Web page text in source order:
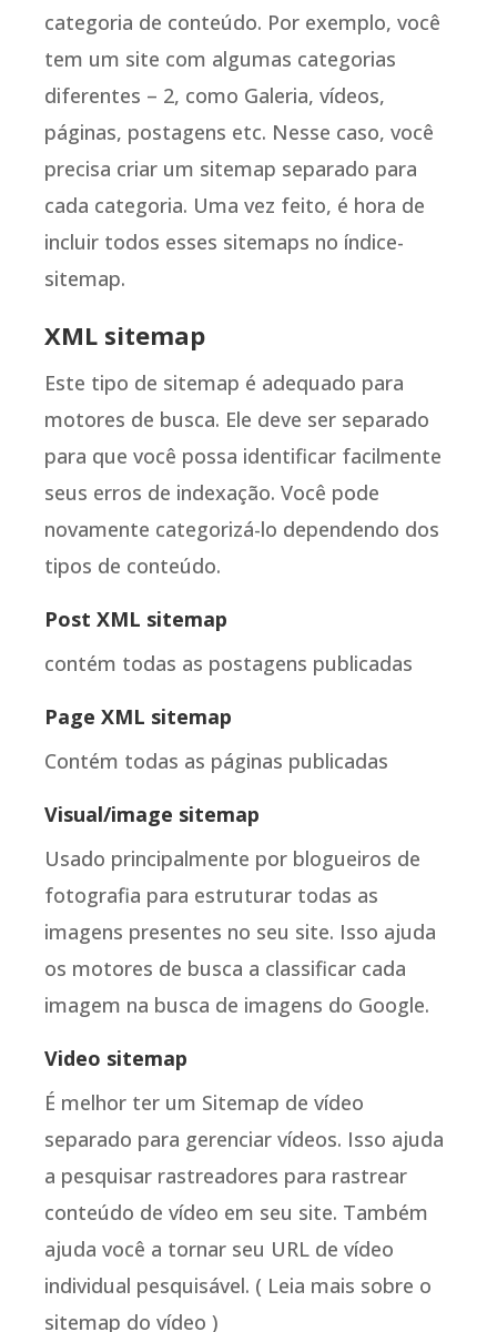
categoria de conteúdo. Por exemplo, você
tem um site com algumas categorias
diferentes – 2, como Galeria, vídeos,
páginas, postagens etc. Nesse caso, você
precisa criar um sitemap separado para
cada categoria. Uma vez feito, é hora de
incluir todos esses sitemaps no índice-
sitemap.
XML sitemap
Este tipo de sitemap é adequado para
motores de busca. Ele deve ser separado
para que você possa identificar facilmente
seus erros de indexação. Você pode
novamente categorizá-lo dependendo dos
tipos de conteúdo.
Post XML sitemap
contém todas as postagens publicadas
Page XML sitemap
Contém todas as páginas publicadas
Visual/image sitemap
Usado principalmente por blogueiros de
fotografia para estruturar todas as
imagens presentes no seu site. Isso ajuda
os motores de busca a classificar cada
imagem na busca de imagens do Google.
Video sitemap
É melhor ter um Sitemap de vídeo
separado para gerenciar vídeos. Isso ajuda
a pesquisar rastreadores para rastrear
conteúdo de vídeo em seu site. Também
ajuda você a tornar seu URL de vídeo
individual pesquisável. ( Leia mais sobre o
sitemap do vídeo )